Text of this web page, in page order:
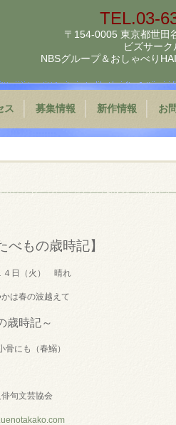
TEL.03-
〒154-0005 東京都世田
ビズサー
NBSグループ＆ おしゃべり
ス 募集情報 新作情報 お
べもの歳時記】
４日（火） 晴れ
は春の波越えて
歳時記～
骨にも（春鰯）
句文芸協会